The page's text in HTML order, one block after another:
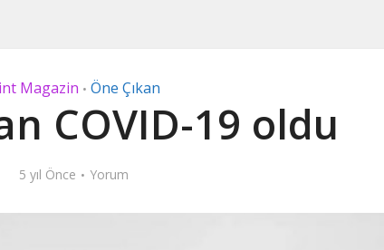
Magazin • Öne Çıkan
COVID-19 oldu
5 yıl Önce Yorum